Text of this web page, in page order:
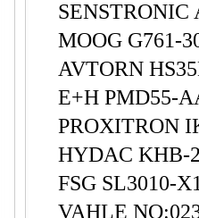
SENSTRONIC
MOOG G761-
AVTORN
E+H PMD55-
PROXITRON
HYDAC KHB-
FSG SL3010-
VAHLE